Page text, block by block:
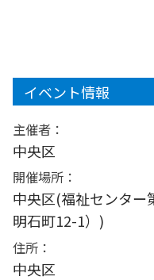
イベント情報
主催者：
中央区
開催場所：
中央区(福祉センター
明石町12-1）)
住所：
中央区